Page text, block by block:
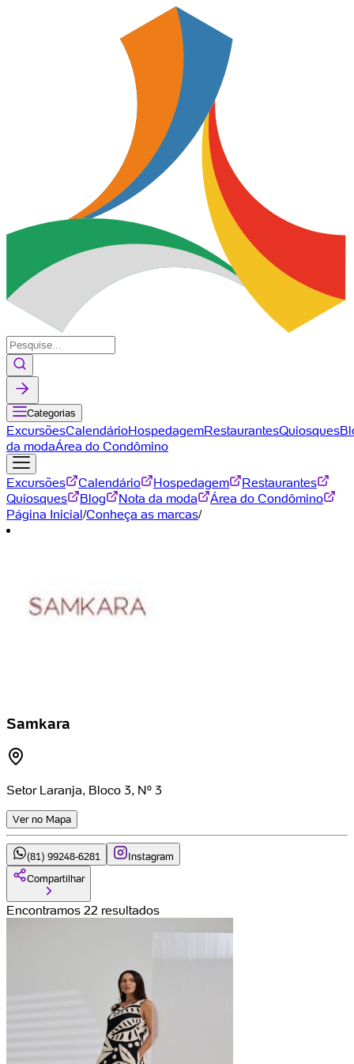
Categorias
ExcursõesCalendárioHospedagemRestaurantesQuiosques
da modaÁrea do Condômino
Excursões Calendário Hospedagem
Restaurantes
Quiosques
Blog Nota da moda
Área do Condômino
Página Inicial/Conheça as marcas/
Samkara
Setor Laranja, Bloco 3, Nº 3
Ver no Mapa
(81) 99248-6281
Instagram
Compartilhar
Encontramos 22 resultados